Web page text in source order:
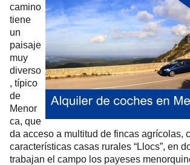
camino
tiene
un
paisaje
muy
diverso
, típico
de
Menor
ca, que
da acceso a multitud de fincas agrícolas,
características casas rurales “Llocs”, en
trabajan el campo los payeses